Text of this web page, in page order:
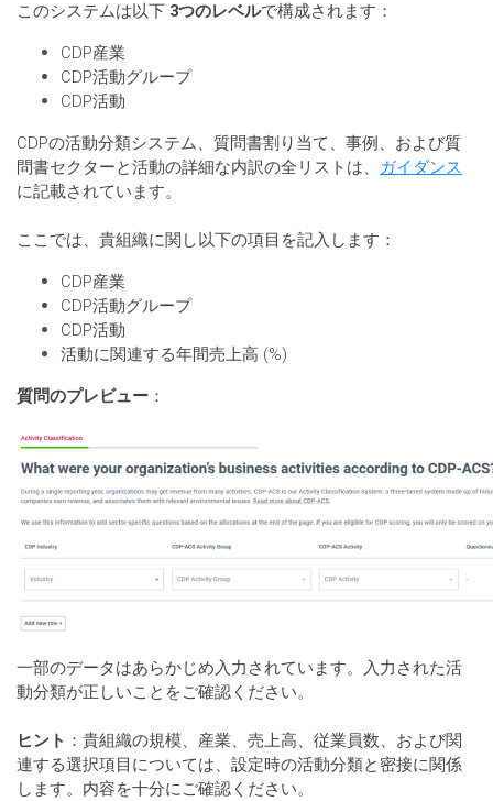
このシステムは以下 3つのレベルで構成されます：
CDP産業
CDP活動グループ
CDP活動
CDPの活動分類システム、質問書割り当て、事例、および質
問書セクターと活動の詳細な内訳の全リストは、
ガイダンス
に記載されています。
ここでは、貴組織に関し以下の項目を記入します：
CDP産業
CDP活動グループ
CDP活動
活動に関連する年間売上高 (%)
質問のプレビュー ：
一部のデータはあらかじめ入力されています。入力された活
動分類が正しいことをご確認ください。
ヒント ：貴組織の規模、産業、売上高、従業員数、および関
連する選択項目については、設定時の活動分類と密接に関係
します。内容を十分にご確認ください。